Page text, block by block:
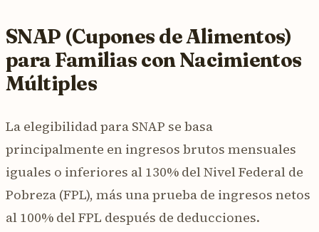
SNAP (Cupones de Alimentos)
para Familias con Nacimientos
Múltiples
La elegibilidad para SNAP se basa
principalmente en ingresos brutos mensuales
iguales o inferiores al 130% del Nivel Federal de
Pobreza (FPL), más una prueba de ingresos netos
al 100% del FPL después de deducciones.